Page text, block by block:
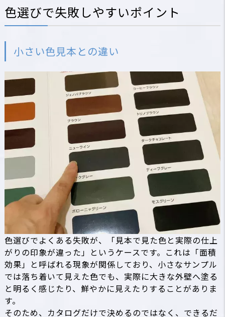
色選びで失敗しやすいポイント
小さい色見本との違い
色選びでよくある失敗が、「見本で見た色と実際の仕上
がりの印象が違った」というケースです。これは「面積
効果」と呼ばれる現象が関係しており、小さなサンプル
では落ち着いて見えた色でも、実際に大きな外壁へ塗る
と明るく感じたり、鮮やかに見えたりすることがありま
す。
そのため、カタログだけで決めるのではなく、できるだ